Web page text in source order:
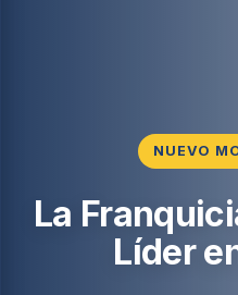
NUEVO
La
Líder